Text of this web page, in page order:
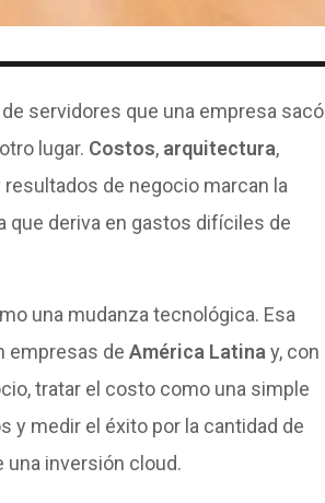
servidores que una empresa sacó
lugar. Costos, arquitectura,
resultados de negocio marcan la
que deriva en gastos difíciles de
una mudanza tecnológica. Esa
empresas de América Latina y, con
tratar el costo como una simple
y medir el éxito por la cantidad de
una inversión cloud.